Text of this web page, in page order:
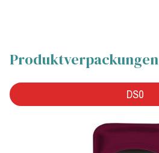
Produktverpackungen
DS0